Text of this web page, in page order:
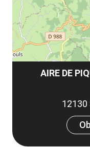
AIRE DE
12130